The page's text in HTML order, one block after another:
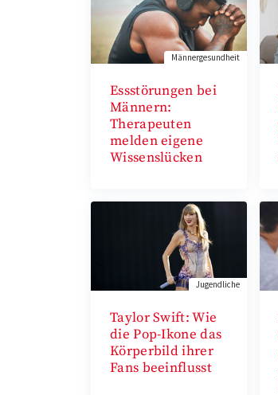
Männergesundheit
Essstörungen bei
Männern:
Therapeuten
melden eigene
Wissenslücken
Jugendliche
Taylor Swift: Wie
die Pop-Ikone das
Körperbild ihrer
Fans beeinflusst